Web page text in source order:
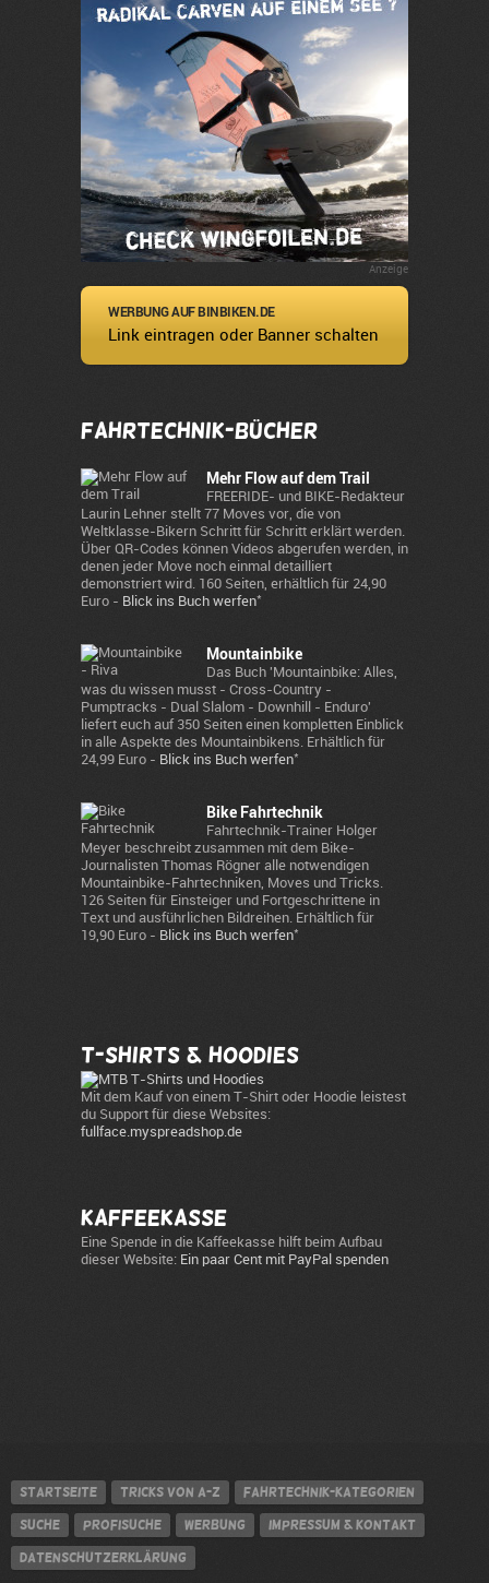
Anzeige
WERBUNG AUF BINBIKEN.DE
Link eintragen oder Banner schalten
Fahrtechnik-Bücher
Mehr Flow auf dem Trail
FREERIDE- und BIKE-Redakteur
Laurin Lehner stellt 77 Moves vor, die von
Weltklasse-Bikern Schritt für Schritt erklärt werden.
Über QR-Codes können Videos abgerufen werden, in
denen jeder Move noch einmal detailliert
demonstriert wird. 160 Seiten, erhältlich für 24,90
Euro - Blick ins Buch werfen*
Mountainbike
Das Buch 'Mountainbike: Alles,
was du wissen musst - Cross-Country -
Pumptracks - Dual Slalom - Downhill - Enduro'
liefert euch auf 350 Seiten einen kompletten Einblick
in alle Aspekte des Mountainbikens. Erhältlich für
24,99 Euro - Blick ins Buch werfen*
Bike Fahrtechnik
Fahrtechnik-Trainer Holger
Meyer beschreibt zusammen mit dem Bike-
Journalisten Thomas Rögner alle notwendigen
Mountainbike-Fahrtechniken, Moves und Tricks.
126 Seiten für Einsteiger und Fortgeschrittene in
Text und ausführlichen Bildreihen. Erhältlich für
19,90 Euro - Blick ins Buch werfen*
T-Shirts & Hoodies
Mit dem Kauf von einem T-Shirt oder Hoodie leistest
du Support für diese Websites:
fullface.myspreadshop.de
Kaffeekasse
Eine Spende in die Kaffeekasse hilft beim Aufbau
dieser Website: Ein paar Cent mit PayPal spenden
Startseite Tricks von A-Z Fahrtechnik-Kategorien
Suche Profisuche Werbung Impressum & Kontakt
Datenschutzerklärung